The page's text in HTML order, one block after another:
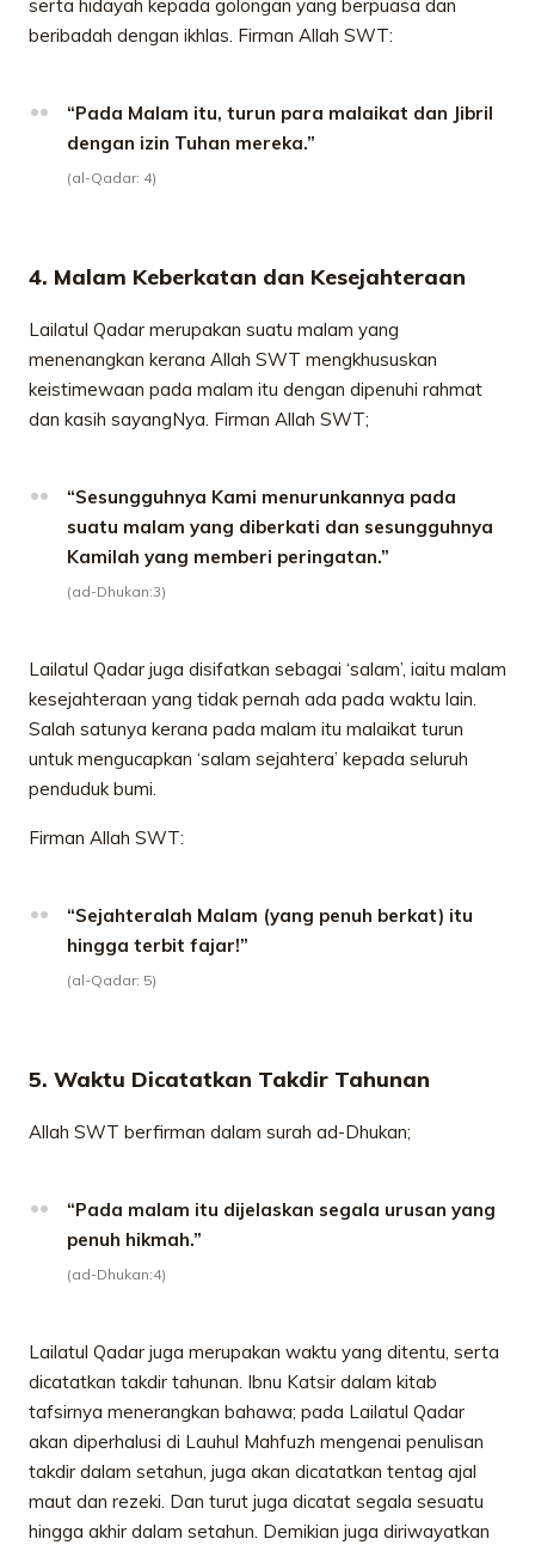
serta hidayah kepada golongan yang berpuasa dan
beribadah dengan ikhlas. Firman Allah SWT:
“Pada Malam itu, turun para malaikat dan Jibril
dengan izin Tuhan mereka.”
(al-Qadar: 4)
4. Malam Keberkatan dan Kesejahteraan
Lailatul Qadar merupakan suatu malam yang
menenangkan kerana Allah SWT mengkhususkan
keistimewaan pada malam itu dengan dipenuhi rahmat
dan kasih sayangNya. Firman Allah SWT;
“Sesungguhnya Kami menurunkannya pada
suatu malam yang diberkati dan sesungguhnya
Kamilah yang memberi peringatan.”
(ad-Dhukan:3)
Lailatul Qadar juga disifatkan sebagai ‘salam’, iaitu malam
kesejahteraan yang tidak pernah ada pada waktu lain.
Salah satunya kerana pada malam itu malaikat turun
untuk mengucapkan ‘salam sejahtera’ kepada seluruh
penduduk bumi.
Firman Allah SWT:
“Sejahteralah Malam (yang penuh berkat) itu
hingga terbit fajar!”
(al-Qadar: 5)
5. Waktu Dicatatkan Takdir Tahunan
Allah SWT berfirman dalam surah ad-Dhukan;
“Pada malam itu dijelaskan segala urusan yang
penuh hikmah.”
(ad-Dhukan:4)
Lailatul Qadar juga merupakan waktu yang ditentu, serta
dicatatkan takdir tahunan. Ibnu Katsir dalam kitab
tafsirnya menerangkan bahawa; pada Lailatul Qadar
akan diperhalusi di Lauhul Mahfuzh mengenai penulisan
takdir dalam setahun, juga akan dicatatkan tentag ajal
maut dan rezeki. Dan turut juga dicatat segala sesuatu
hingga akhir dalam setahun. Demikian juga diriwayatkan